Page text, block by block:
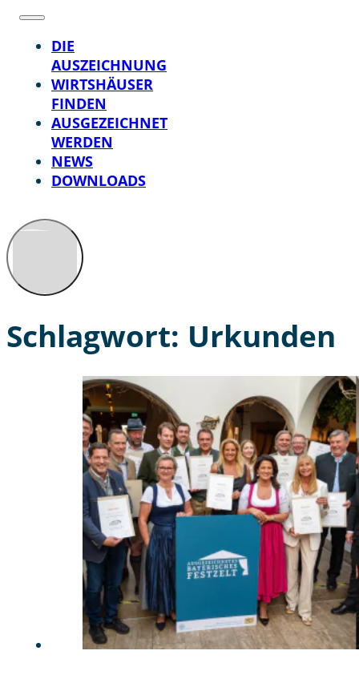
DIE
AUSZEICHNUNG
WIRTSHÄUSER
FINDEN
AUSGEZEICHNET
WERDEN
NEWS
DOWNLOADS
Schlagwort: Urkunden